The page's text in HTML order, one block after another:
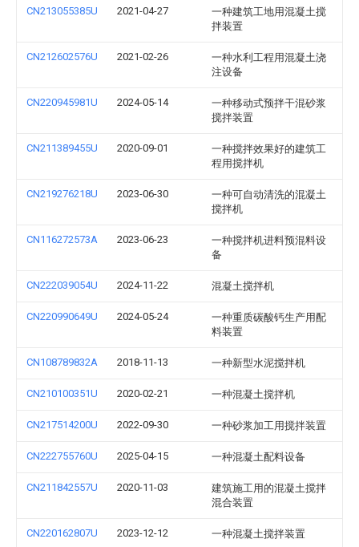
CN213055385U 2021-04-27
一种建筑工地用混凝土搅
拌装置
CN212602576U 2021-02-26
一种水利工程用混凝土浇
注设备
CN220945981U 2024-05-14
一种移动式预拌干混砂浆
搅拌装置
CN211389455U 2020-09-01
一种搅拌效果好的建筑工
程用搅拌机
CN219276218U 2023-06-30
一种可自动清洗的混凝土
搅拌机
CN116272573A 2023-06-23
一种搅拌机进料预混料设
备
CN222039054U 2024-11-22 混凝土搅拌机
CN220990649U 2024-05-24
一种重质碳酸钙生产用配
料装置
CN108789832A 2018-11-13 一种新型水泥搅拌机
CN210100351U 2020-02-21 一种混凝土搅拌机
CN217514200U 2022-09-30 一种砂浆加工用搅拌装置
CN222755760U 2025-04-15 一种混凝土配料设备
CN211842557U 2020-11-03
建筑施工用的混凝土搅拌
混合装置
CN220162807U 2023-12-12 一种混凝土搅拌装置